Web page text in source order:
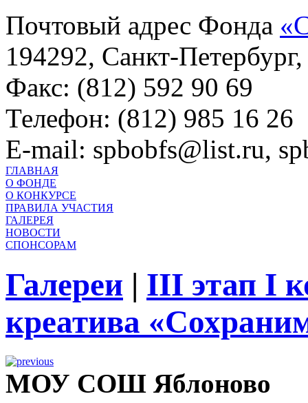
Почтовый адрес Фонда
194292, Санкт-
Факс: (812) 592 90 69
Телефон: (812) 985 16 26
E-mail: spbobfs@list.ru,
ГЛАВНАЯ
О ФОНДЕ
О КОНКУРСЕ
ПРАВИЛА УЧАСТИЯ
ГАЛЕРЕЯ
НОВОСТИ
СПОНСОРАМ
Галереи | III этап I
креатива
МОУ СОШ Яблоново